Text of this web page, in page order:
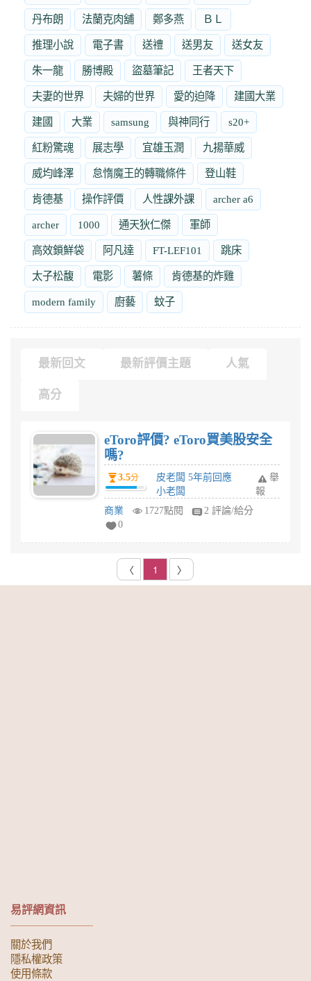
丹布朗 法蘭克肉舖 鄭多燕 ＢＬ
推理小說 電子書 送禮 送男友 送女友
朱一龍 勝博殿 盜墓筆記 王者天下
夫妻的世界 夫婦的世界 愛的迫降 建國大業
建國 大業 samsung 與神同行 s20+
紅粉驚魂 展志學 宜雄玉潤 九揚華威
威均峰澤 怠惰魔王的轉職條件 登山鞋
肯德基 操作評價 人性課外課 archer a6
archer 1000 通天狄仁傑 軍師
高效鎖鮮袋 阿凡達 FT-LEF101 跳床
太子松馥 電影 薯條 肯德基的炸雞
modern family 廚藝 蚊子
最新回文 最新評價主題 人氣
高分
eToro評價? eToro買美股安全
嗎?
3.5分
皮老闆 5年前回應
小老闆
舉
報
商業
1727點閱
2 評論/給分
0
〈 1 〉
易評網資訊
關於我們
隱私權政策
使用條款